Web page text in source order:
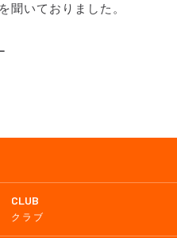
CLUB
クラブ
聞いておりました。